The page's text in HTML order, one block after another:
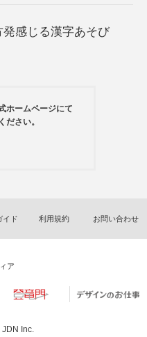
発感じる漢字あそび
ホームページにて
ださい。
イド 利用規約 お問い合わせ
ア
JDN Inc.